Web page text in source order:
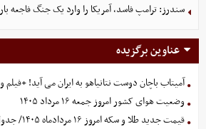
سندرز: ترامپ فاسد، آمریکا را وارد یک جنگ فاجعه
عناوین برگزیده
آمیتاب باچان دوست نتانیاهو به ایران می آید!
وضعیت هوای کشور امروز جمعه ۱۶ مرداد ۱۴۰۵
قیمت جدید طلا و سکه امروز ۱۶ مردادماه ۱۴۰۵/ جدول